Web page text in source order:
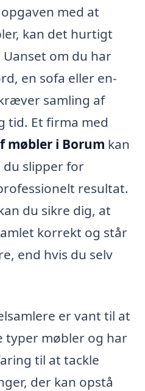
med at
kan det hurtigt
om du har
en sofa eller en-
samling af
tid. Et firma med
møbler i Borum kan
slipper for
resultat.
du sikre dig, at
korrekt og står
end hvis du selv
er vant til at
typer møbler og har
til at tackle
der kan opstå